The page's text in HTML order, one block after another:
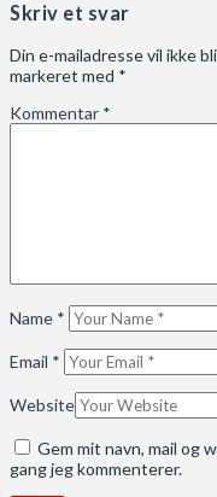
Skriv et svar
Din e-mailadresse vil ikke
markeret med *
Kommentar *
Name *
Email *
Website
Gem mit navn, mail og
gang jeg kommenterer.